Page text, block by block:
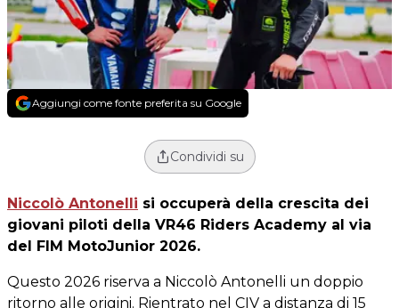
Aggiungi come fonte preferita su Google
Condividi su
Niccolò Antonelli si occuperà della crescita dei
giovani piloti della VR46 Riders Academy al via
del FIM MotoJunior 2026.
Questo 2026 riserva a Niccolò Antonelli un doppio
ritorno alle origini. Rientrato nel CIV a distanza di 15